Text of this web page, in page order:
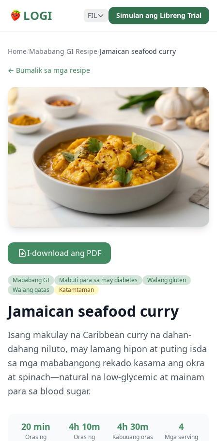
LOGI FIL Simulan ang Libreng Trial
Home/Mababang GI Resipe/Jamaican seafood curry
← Bumalik sa mga resipe
I-download ang PDF
Mababang GI Mabuti para sa may diabetes
Walang gluten
Walang gatas
Katamtaman
Jamaican seafood curry
Isang makulay na Caribbean curry na dahan-
dahang niluto, may lamang hipon at puting isda
sa mga mababangong rekado kasama ang okra
at spinach—natural na low-glycemic at mainam
para sa blood sugar.
20 min
Oras ng
4h 10m
Oras ng
4h 30m
Kabuuang oras
4
Mga serving